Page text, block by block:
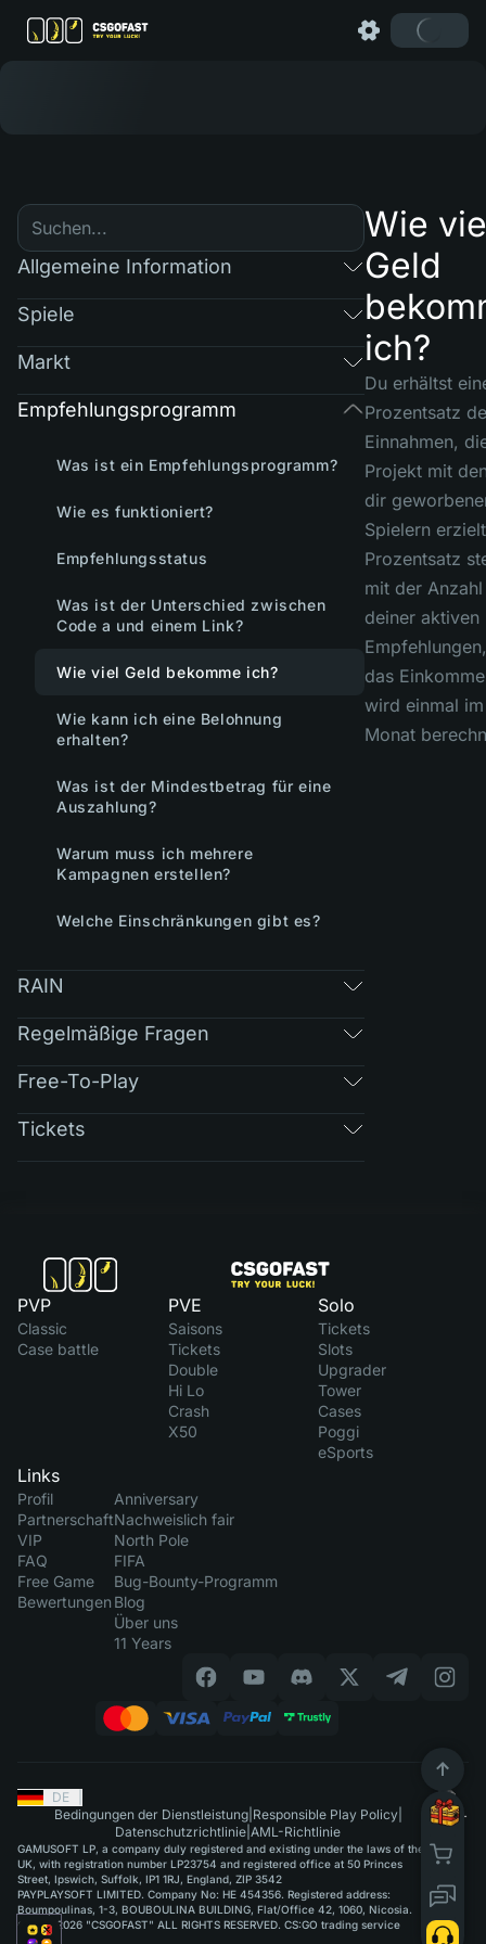
Allgemeine Information
Spiele
Markt
Empfehlungsprogramm
Was ist ein Empfehlungsprogramm?
Wie es funktioniert?
Empfehlungsstatus
Was ist der Unterschied zwischen
Code a und einem Link?
Wie viel Geld bekomme ich?
Wie kann ich eine Belohnung
erhalten?
Was ist der Mindestbetrag für eine
Auszahlung?
Warum muss ich mehrere
Kampagnen erstellen?
Welche Einschränkungen gibt es?
RAIN
Regelmäßige Fragen
Free-To-Play
Tickets
Wie
Geld
ich?
Du erhältst
Prozentsatz
Einnahmen,
Projekt mit
dir
Spielern
Prozentsatz
mit der Anzahl
deiner aktiven
das
wird einmal im
Monat
PVP
Classic
Case battle
PVE
Saisons
Tickets
Double
Hi Lo
Crash
X50
Solo
Tickets
Slots
Upgrader
Tower
Cases
Poggi
eSports
Links
Profil
Partnerschaft
VIP
FAQ
Free Game
Bewertungen
Anniversary
Nachweislich fair
North Pole
FIFA
Bug-Bounty-Programm
Blog
Über uns
11 Years
DE
Bedingungen der Dienstleistung| Responsible Play Policy|
Datenschutzrichtlinie AML-Richtlinie
GAMUSOFT LP, a company duly registered and existing under the laws of the
UK, with registration number LP23754 and registered office at 50 Princes
Street, Ipswich, Suffolk, IP1 1RJ, England, ZIP 3542
PAYPLAYSOFT LIMITED. Company No: HE 454356. Registered address:
Boumpoulinas, 1-3, BOUBOULINA BUILDING, Flat/Office 42, 1060, Nicosia.
©2015-2026 "CSGOFAST" ALL RIGHTS RESERVED. CS:GO trading service